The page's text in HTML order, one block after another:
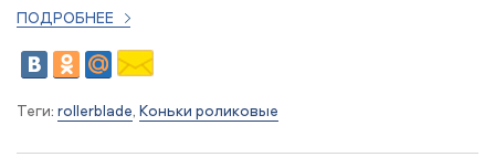
ПОДРОБНЕЕ
Теги: rollerblade, Коньки роликовые